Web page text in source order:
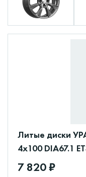
Литые диски
4x100 DIA67.1
7 820 ₽